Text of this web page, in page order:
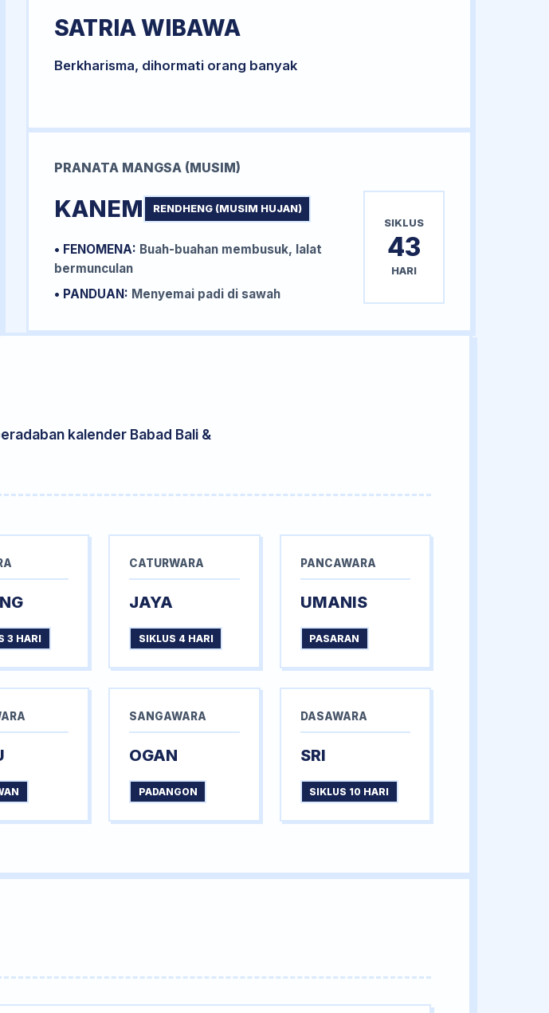
SATRIA WIBAWA
Berkharisma, dihormati orang banyak
PRANATA MANGSA (MUSIM)
KANEM RENDHENG (MUSIM HUJAN)
• FENOMENA: Buah-buahan membusuk, lalat
bermunculan
• PANDUAN: Menyemai padi di sawah
SIKLUS
43
HARI
kalender Babad Bali &
3 HARI
CATURWARA
JAYA
SIKLUS 4 HARI
PANCAWARA
UMANIS
PASARAN
SANGAWARA
OGAN
PADANGON
DASAWARA
SRI
SIKLUS 10 HARI